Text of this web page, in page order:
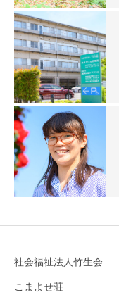
社会福祉法人竹生会
こまよせ荘